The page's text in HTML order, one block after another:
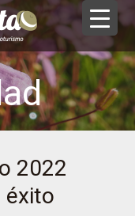
2022
éxito